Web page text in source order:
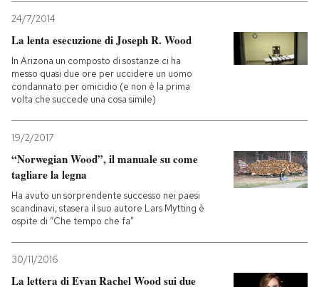
24/7/2014
La lenta esecuzione di Joseph R. Wood
In Arizona un composto di sostanze ci ha
messo quasi due ore per uccidere un uomo
condannato per omicidio (e non è la prima
volta che succede una cosa simile)
19/2/2017
“Norwegian Wood”, il manuale su come
tagliare la legna
Ha avuto un sorprendente successo nei paesi
scandinavi, stasera il suo autore Lars Mytting è
ospite di “Che tempo che fa”
30/11/2016
La lettera di Evan Rachel Wood sui due